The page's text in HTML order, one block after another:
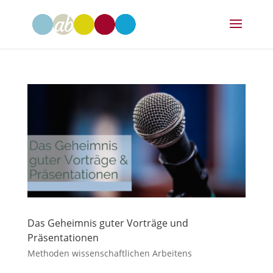
Das Geheimnis guter Vorträge und
Präsentationen
Methoden wissenschaftlichen Arbeitens